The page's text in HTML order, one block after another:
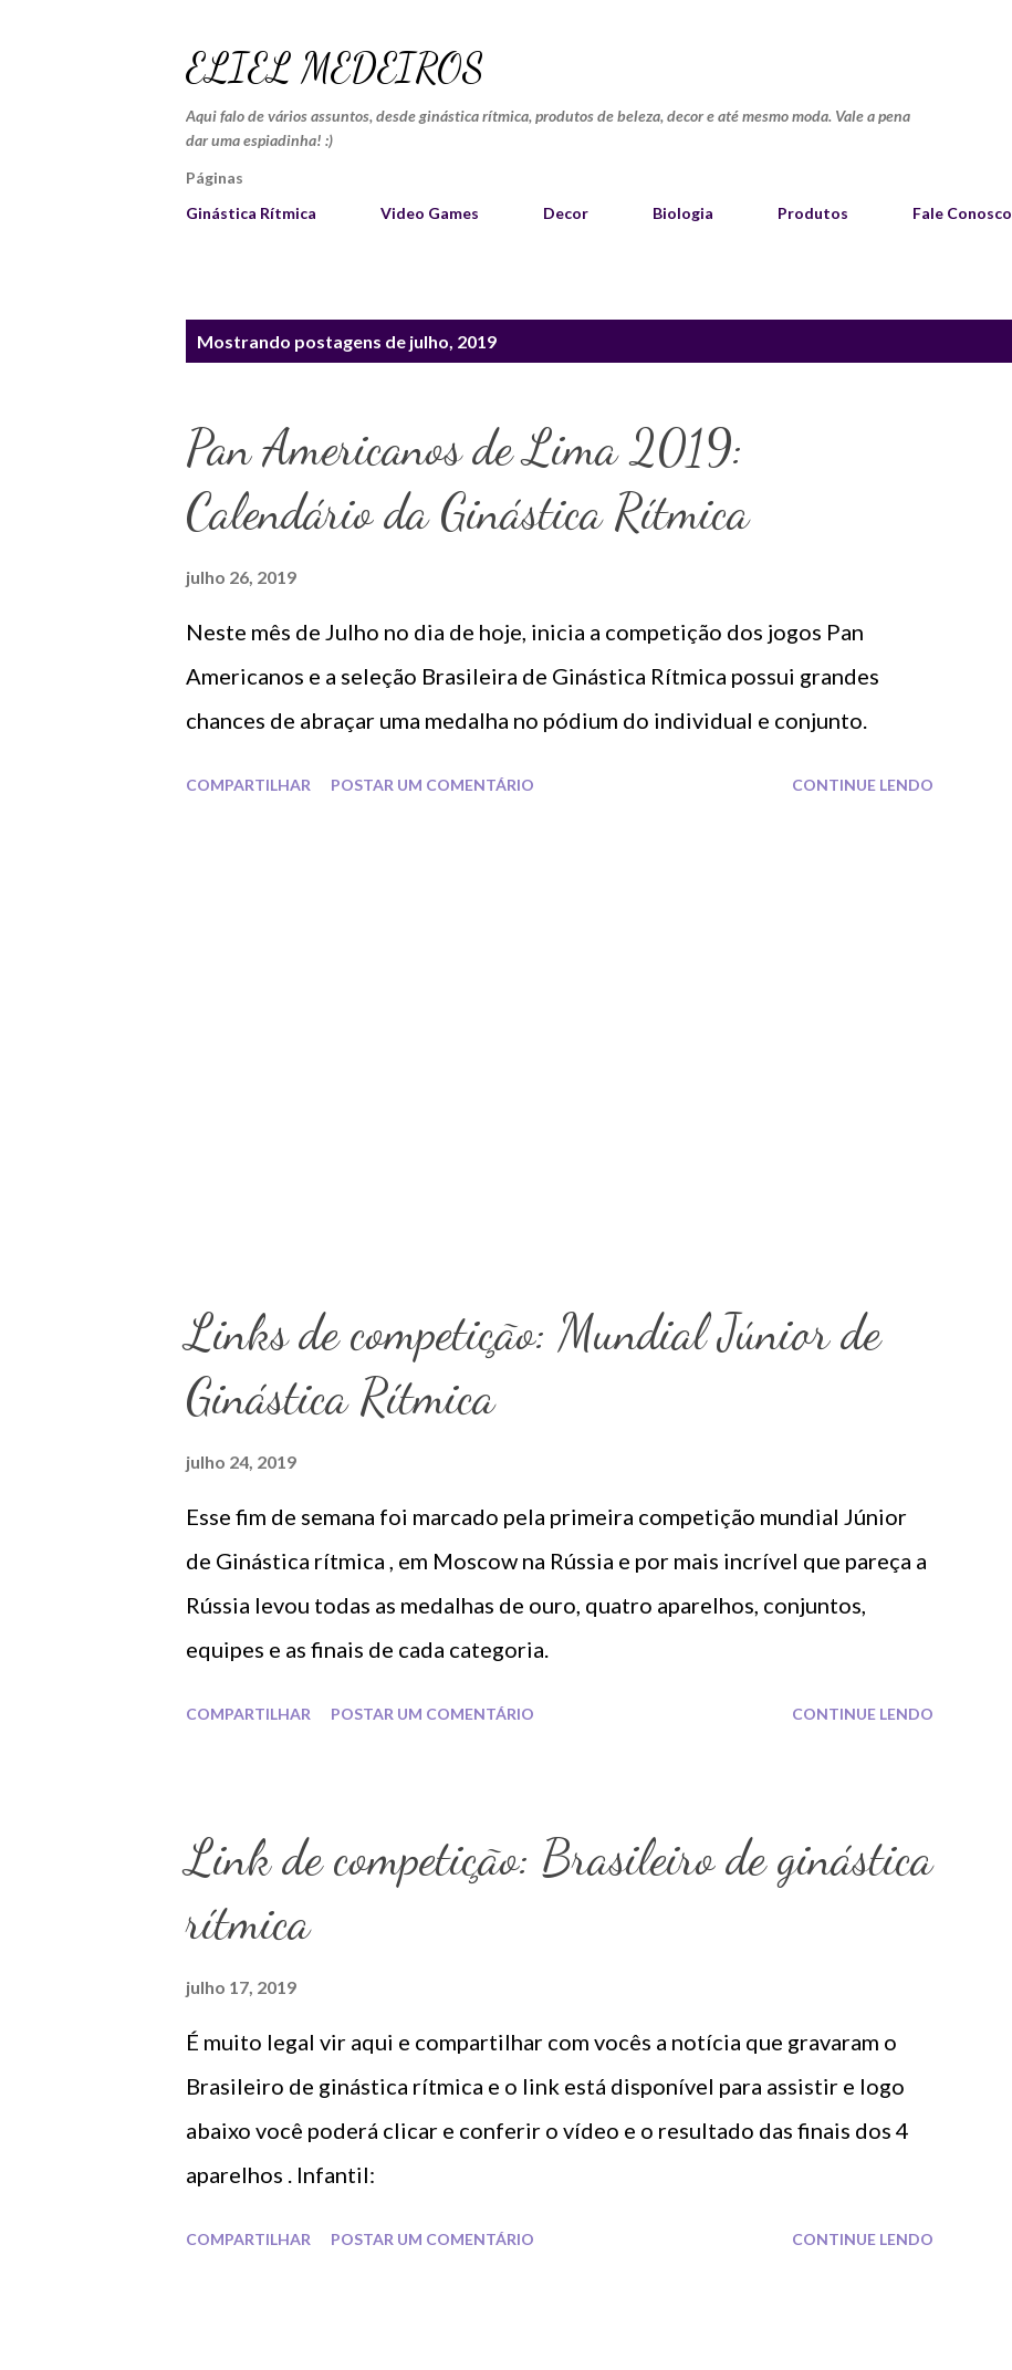
ELIEL MEDEIROS
Aqui falo de vários assuntos, desde ginástica rítmica, produtos de beleza, decor e até mesmo moda. Vale a pena
dar uma espiadinha! :)
Páginas
Ginástica Rítmica
Video Games Decor Biologia Produtos Fale Conosco
Mostrando postagens de julho, 2019
Pan Americanos de Lima 2019:
Calendário da Ginástica Rítmica
julho 26, 2019
Neste mês de Julho no dia de hoje, inicia a competição dos jogos Pan
Americanos e a seleção Brasileira de Ginástica Rítmica possui grandes
chances de abraçar uma medalha no pódium do individual e conjunto.
COMPARTILHAR POSTAR UM COMENTÁRIO CONTINUE LENDO
Links de competição: Mundial Júnior de
Ginástica Rítmica
julho 24, 2019
Esse fim de semana foi marcado pela primeira competição mundial Júnior
de Ginástica rítmica , em Moscow na Rússia e por mais incrível que pareça a
Rússia levou todas as medalhas de ouro, quatro aparelhos, conjuntos,
equipes e as finais de cada categoria.
COMPARTILHAR POSTAR UM COMENTÁRIO CONTINUE LENDO
Link de competição: Brasileiro de ginástica
rítmica
julho 17, 2019
É muito legal vir aqui e compartilhar com vocês a notícia que gravaram o
Brasileiro de ginástica rítmica e o link está disponível para assistir e logo
abaixo você poderá clicar e conferir o vídeo e o resultado das finais dos 4
aparelhos . Infantil:
COMPARTILHAR POSTAR UM COMENTÁRIO CONTINUE LENDO